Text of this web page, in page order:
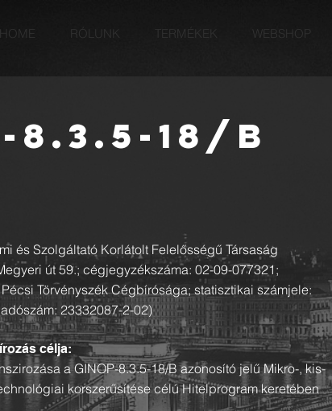
HOME RÓLUNK TERMÉKEK WEBSHOP
8.3.5-18/B
és Szolgáltató Korlátolt Felelősségű Társaság
út 59.; cégjegyzékszáma: 02-09-077321;
Törvényszék Cégbírósága; statisztikai számjele:
23332087-2-02)
célja:
a GINOP-8.3.5-18/B azonosító jelű Mikro-, kis-
korszerűsítése célú Hitelprogram keretében